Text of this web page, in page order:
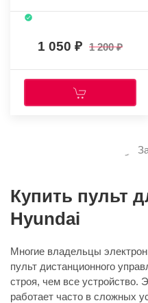
управление)
(оригинальный)
1 050 1 200
Купить пульт
Hyundai
Многие владельцы
пульт дистанционного
строя, чем все устройство.
работает часто в сложных